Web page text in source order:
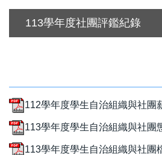
113學年度社團評鑑紀錄
112學年度學生自治組織與社團
113學年度學生自治組織與社團
113學年度學生自治組織與社團